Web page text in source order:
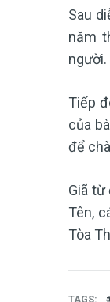
Sau
năm
người.
Tiếp
của
để
Giã
Tên,
Tòa
TAGS